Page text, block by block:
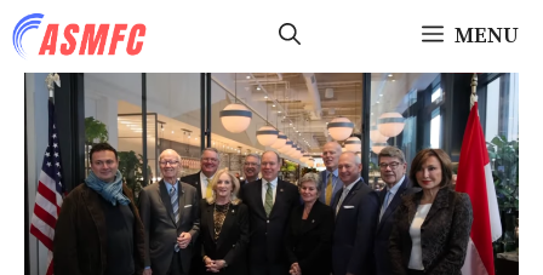
Aller
au
contenu
MENU